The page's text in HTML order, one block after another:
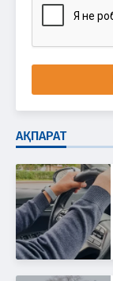
АҚПАРАТ